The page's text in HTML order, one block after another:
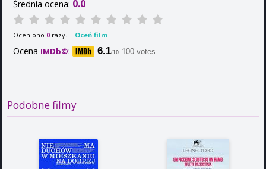
Średnia ocena: 0.0
Oceniono 0 razy. | Oceń film
Ocena IMDb©: 6.1/10 100 votes
Podobne filmy